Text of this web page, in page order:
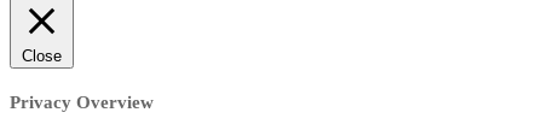
Close
Privacy Overview